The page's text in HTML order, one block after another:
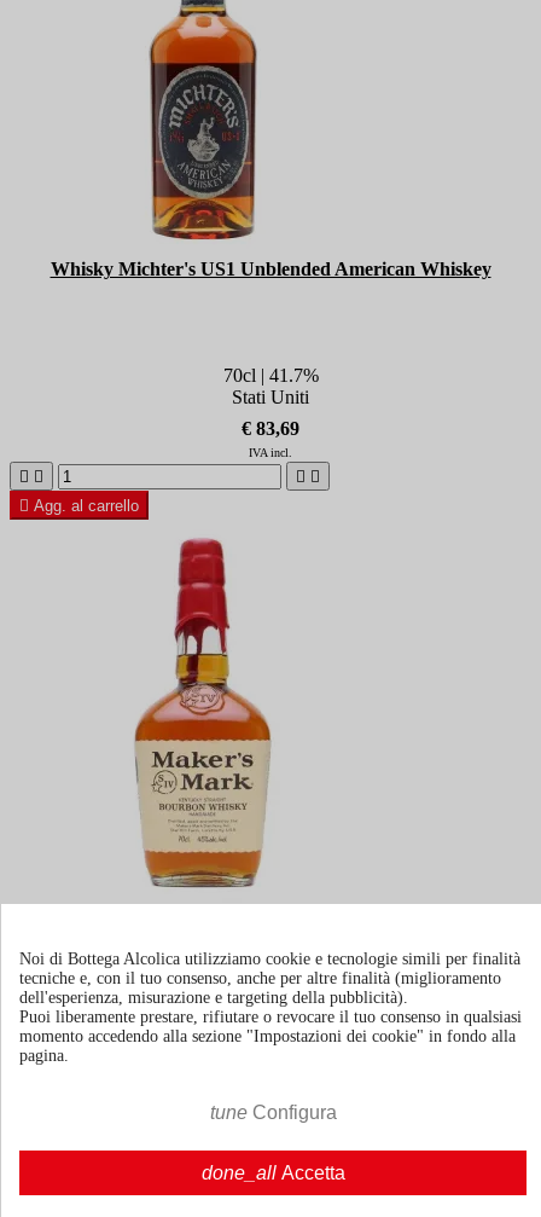
Whisky Michter's US1 Unblended American Whiskey
70cl | 41.7%
Stati Uniti
€ 83,69
IVA incl.
   
 Agg. al carrello
70cl | 45.0%
 
Noi di Bottega Alcolica utilizziamo cookie e tecnologie simili per finalità
tecniche e, con il tuo consenso, anche per altre finalità (miglioramento
dell'esperienza, misurazione e targeting della pubblicità).
Puoi liberamente prestare, rifiutare o revocare il tuo consenso in qualsiasi
momento accedendo alla sezione "Impostazioni dei cookie" in fondo alla
pagina.
tune Configura
done_all Accetta